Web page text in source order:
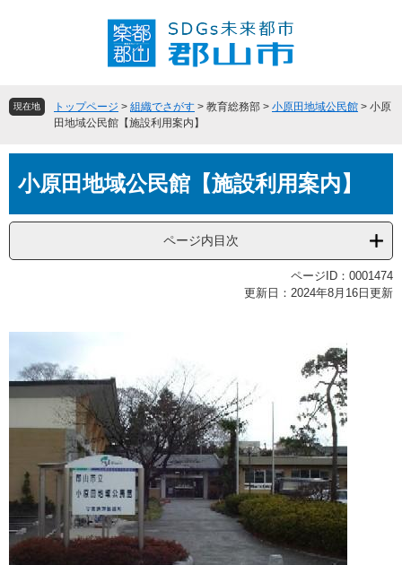
頭
飛
へ
現在地 トップページ > 組織でさがす > 教育総務部 > 小原田地域公民館 > 小原
田地域公民館【施設利用案内】
文小原田地域公民館【施設利用案内】
ページ内目次
ページID：0001474
更新日：2024年8月16日更新